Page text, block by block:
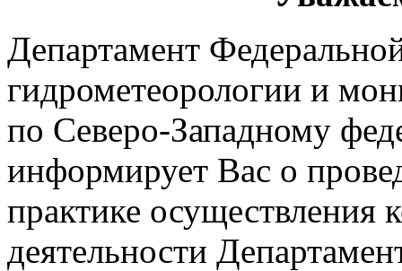
Департамент
гидрометеорологии и
по Северо-Западному
информирует Вас о
практике осуществления
деятельности